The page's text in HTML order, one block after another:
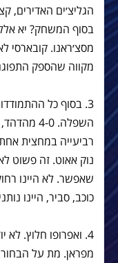
הגליצ׳ים האדירים,
מסצ׳ראנו. קובארסי
מקווה שהספק
3. בסוף כל
השפלה.
רביעייה במחצית
נוק אאוט. זה פשוט
כוכב, סביר, היינו
4. ואפרופו חלוץ.
מפראן. מת על